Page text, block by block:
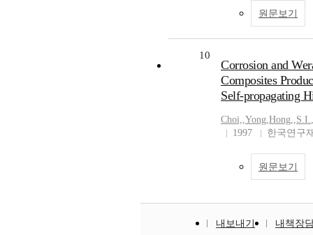
원문보기
10
Corrosion and
Composites
Self-propagating
Choi,,Yong,Hong,,S.I.,
1997
한국연구
원문보기
내보내기 내책장